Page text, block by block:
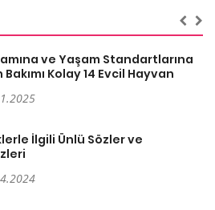
ve Yaşam Standartlarına
Bakımı Kolay 14 Evcil Hayvan
İlgili Ünlü Sözler ve